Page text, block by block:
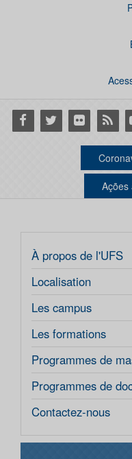
Facebook
Twitter Flickr RSS
Ações
À propos de l'UFS
Localisation
Les campus
Les formations
Programmes de
Programmes de
Contactez-nous